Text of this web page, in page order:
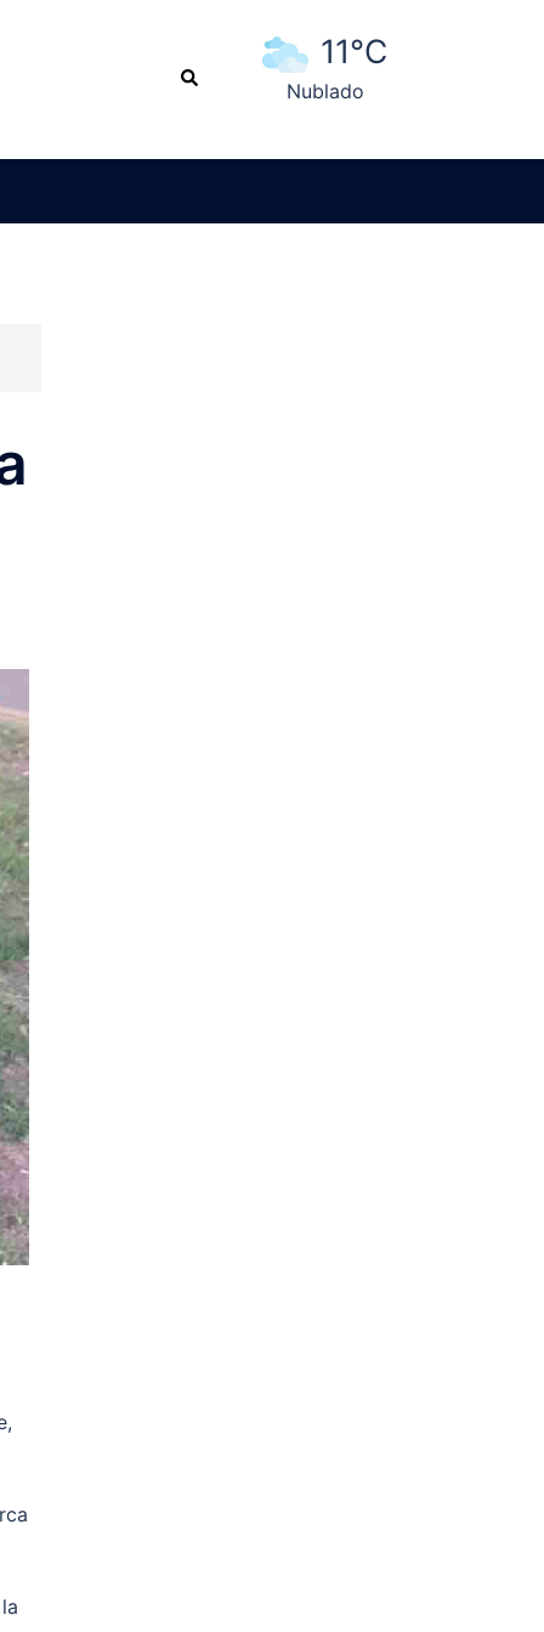
Search
11°C
Nublado